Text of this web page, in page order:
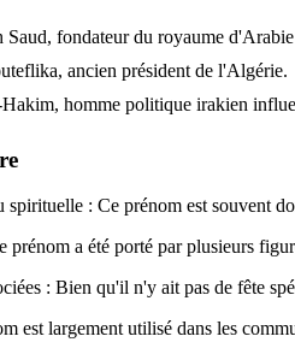
fondateur du royaume
ancien président de l'Algérie.
homme politique irakien
: Ce prénom est souvent
prénom a été porté par plusieurs
: Bien qu'il n'y ait pas de fête
est largement utilisé dans les